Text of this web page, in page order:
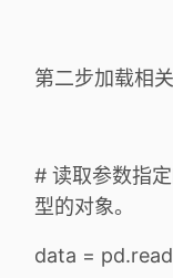
第二步加载相
# 读取参数指
型的对象。
data =